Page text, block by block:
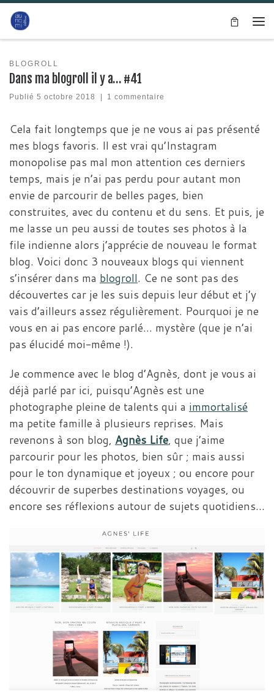
Passer au contenu
BLOGROLL
Dans ma blogroll il y a… #41
Publié 5 octobre 2018 1 commentaire
Cela fait longtemps que je ne vous ai pas présenté
mes blogs favoris. Il est vrai qu’Instagram
monopolise pas mal mon attention ces derniers
temps, mais je n’ai pas perdu pour autant mon
envie de parcourir de belles pages, bien
construites, avec du contenu et du sens. Et puis, je
me lasse un peu aussi de toutes ses photos à la
file indienne alors j’apprécie de nouveau le format
blog. Voici donc 3 nouveaux blogs qui viennent
s’insérer dans ma blogroll. Ce ne sont pas des
découvertes car je les suis depuis leur début et j’y
vais d’ailleurs assez régulièrement. Pourquoi je ne
vous en ai pas encore parlé… mystère (que je n’ai
pas élucidé moi-même !).
Je commence avec le blog d’Agnès, dont je vous ai
déjà parlé par ici, puisqu’Agnès est une
photographe pleine de talents qui a immortalisé
ma petite famille à plusieurs reprises. Mais
revenons à son blog, Agnès Life, que j’aime
parcourir pour les photos, bien sûr ; mais aussi
pour le ton dynamique et joyeux ; ou encore pour
découvrir de superbes destinations voyages, ou
encore ses réflexions autour de sujets quotidiens…